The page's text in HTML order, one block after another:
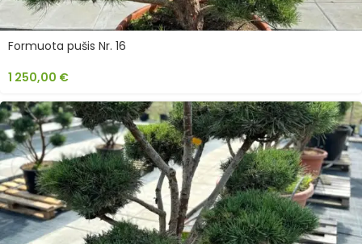
Formuota pušis Nr. 16
1 250,00 €